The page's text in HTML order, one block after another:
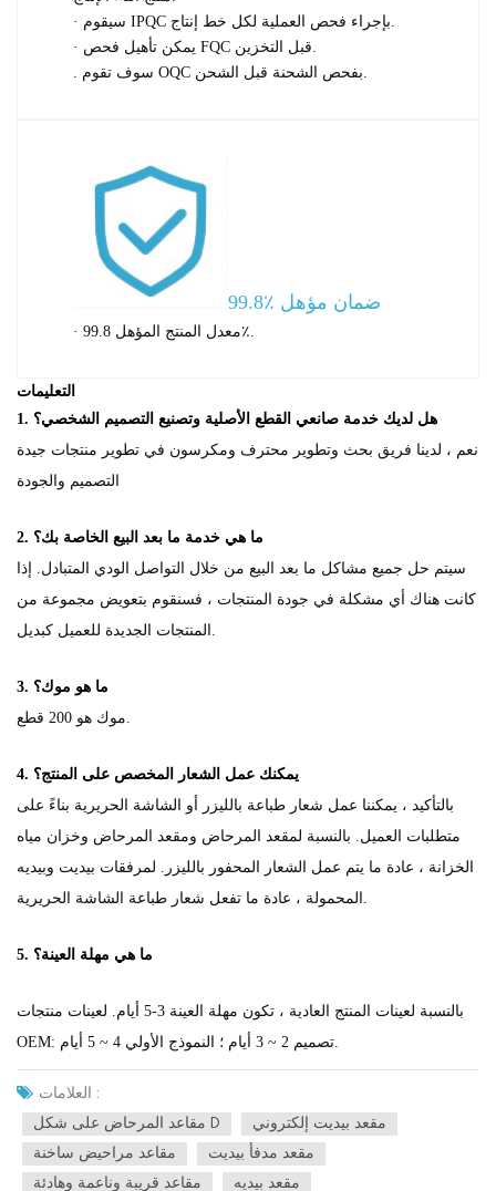
99.8٪ ضمان مؤهل
· معدل المنتج المؤهل 99.8٪.
التعليمات
1. هل لديك خدمة صانعي القطع الأصلية وتصنيع التصميم الشخصي؟
نعم ، لدينا فريق بحث وتطوير محترف ومكرسون في تطوير منتجات جيدة
التصميم والجودة
2. ما هي خدمة ما بعد البيع الخاصة بك؟
سيتم حل جميع مشاكل ما بعد البيع من خلال التواصل الودي المتبادل. إذا
كانت هناك أي مشكلة في جودة المنتجات ، فسنقوم بتعويض مجموعة من
3. ما هو موك؟
4. يمكنك عمل الشعار المخصص على المنتج؟
بالتأكيد ، يمكننا عمل شعار طباعة بالليزر أو الشاشة الحريرية بناءً على
متطلبات العميل. بالنسبة لمقعد المرحاض ومقعد المرحاض وخزان مياه
الخزانة ، عادة ما يتم عمل الشعار المحفور بالليزر. لمرفقات بيديت وبيديه
5. ما هي مهلة العينة؟
بالنسبة لعينات المنتج العادية ، تكون مهلة العينة 3-5 أيام. لعينات منتجات
العلامات :
مقاعد المرحاض على شكل D مقعد بيديت إلكتروني
مقاعد مراحيض ساخنة مقعد مدفأ بيديت
مقاعد قريبة وناعمة وهادئة مقعد بيديه